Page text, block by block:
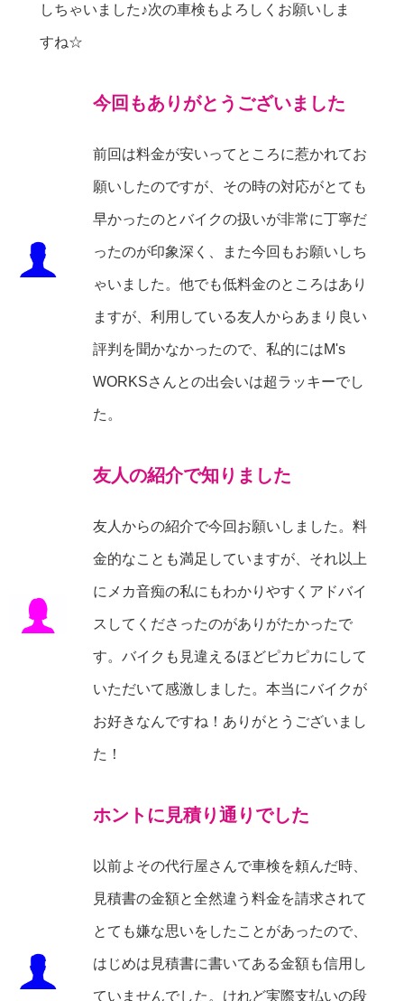
しちゃいました♪次の車検もよろしくお願いしま
すね☆
今回もありがとうございました
前回は料金が安いってところに惹かれてお
願いしたのですが、その時の対応がとても
早かったのとバイクの扱いが非常に丁寧だ
ったのが印象深く、また今回もお願いしち
ゃいました。他でも低料金のところはあり
ますが、利用している友人からあまり良い
評判を聞かなかったので、私的にはM's
WORKSさんとの出会いは超ラッキーでし
た。
友人の紹介で知りました
友人からの紹介で今回お願いしました。料
金的なことも満足していますが、それ以上
にメカ音痴の私にもわかりやすくアドバイ
スしてくださったのがありがたかったで
す。バイクも見違えるほどピカピカにして
いただいて感激しました。本当にバイクが
お好きなんですね！ありがとうございまし
た！
ホントに見積り通りでした
以前よその代行屋さんで車検を頼んだ時、
見積書の金額と全然違う料金を請求されて
とても嫌な思いをしたことがあったので、
はじめは見積書に書いてある金額も信用し
ていませんでした。けれど実際支払いの段